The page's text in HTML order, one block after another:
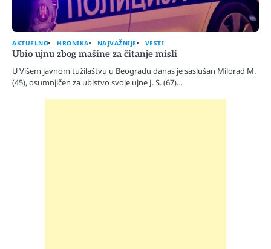
AKTUELNO HRONIKA NAJVAŽNIJE VESTI
Ubio ujnu zbog mašine za čitanje misli
U Višem javnom tužilaštvu u Beogradu danas je saslušan Milorad M.
(45), osumnjičen za ubistvo svoje ujne J. S. (67)…